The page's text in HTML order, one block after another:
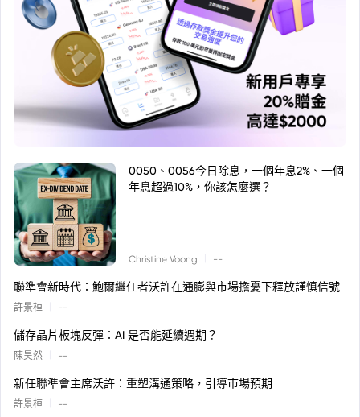
0050、0056今日除息，一個年息2%、一個
年息超過10%，你該怎麼選？
Christine Voong --
聯準會新時代：鮑爾繼任者沃許在通膨與市場擔憂下釋放謹慎信號
許景桓 --
儲存晶片板塊反彈：AI 是否能延續週期？
陳昊然 --
新任聯準會主席沃許：重塑溝通策略，引導市場預期
許景桓 --